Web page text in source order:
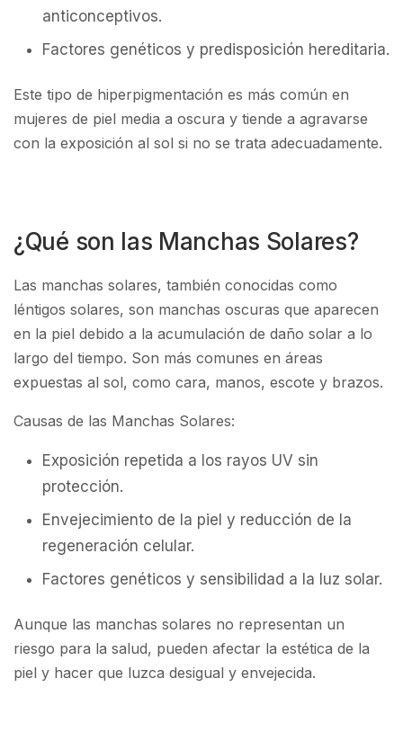
anticonceptivos.
Factores genéticos y predisposición hereditaria.
Este tipo de hiperpigmentación es más común en
mujeres de piel media a oscura y tiende a agravarse
con la exposición al sol si no se trata adecuadamente.
¿Qué son las Manchas Solares?
Las manchas solares, también conocidas como
léntigos solares, son manchas oscuras que aparecen
en la piel debido a la acumulación de daño solar a lo
largo del tiempo. Son más comunes en áreas
expuestas al sol, como cara, manos, escote y brazos.
Causas de las Manchas Solares:
Exposición repetida a los rayos UV sin
protección.
Envejecimiento de la piel y reducción de la
regeneración celular.
Factores genéticos y sensibilidad a la luz solar.
Aunque las manchas solares no representan un
riesgo para la salud, pueden afectar la estética de la
piel y hacer que luzca desigual y envejecida.